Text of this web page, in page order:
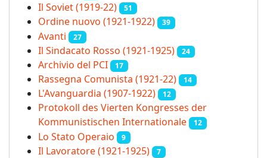
Il Soviet (1919‑22) 51
Ordine nuovo (1921-1922) 39
Avanti 27
Il Sindacato Rosso (1921-1925) 24
Archivio del PCI 17
Rassegna Comunista (1921‑22) 14
L'Avanguardia (1907-1922) 12
Protokoll des Vierten Kongresses der
Kommunistischen Internationale
12
Lo Stato Operaio 9
Il Lavoratore (1921-1925) 7